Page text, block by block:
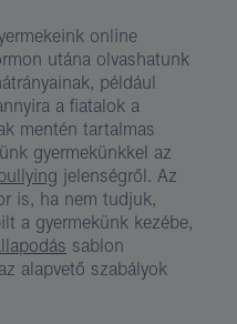
online
utána olvashatunk
például
a fiatalok a
mentén tartalmas
gyermekünkkel az
jelenségről. Az
is, ha nem tudjuk,
a gyermekünk kezébe,
sablon
alapvető szabályok